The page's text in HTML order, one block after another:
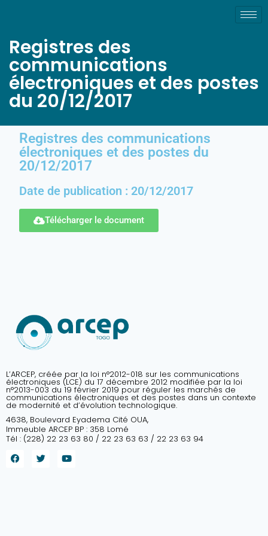
Registres des
communications
électroniques et des postes
du 20/12/2017
Registres des communications
électroniques et des postes du
20/12/2017
Date de publication : 20/12/2017
Télécharger le document
L’ARCEP, créée par la loi n°2012-018 sur les communications
électroniques (LCE) du 17 décembre 2012 modifiée par la loi
n°2013-003 du 19 février 2019 pour réguler les marchés de
communications électroniques et des postes dans un contexte
de modernité et d’évolution technologique.
4638, Boulevard Eyadema Cité OUA,
Immeuble ARCEP BP : 358 Lomé
Tél : (228) 22 23 63 80 / 22 23 63 63 / 22 23 63 94